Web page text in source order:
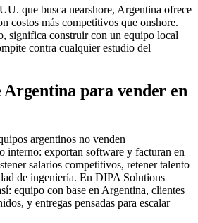
que busca nearshore, Argentina ofrece
costos más competitivos que onshore.
significa construir con un equipo local
contra cualquier estudio del
Argentina para vender en
argentinos no venden
interno: exportan software y facturan en
salarios competitivos, retener talento
de ingeniería. En DIPA Solutions
equipo con base en Argentina, clientes
y entregas pensadas para escalar